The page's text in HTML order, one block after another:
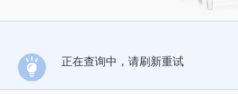
正在查询中，请刷新重试